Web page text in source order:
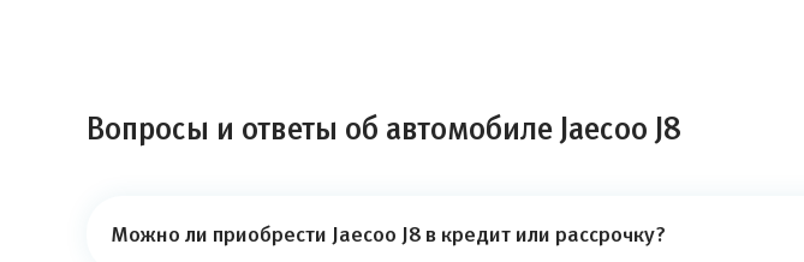
Вопросы и ответы об автомобиле Jaecoo J8
Можно ли приобрести Jaecoo J8 в кредит или рассрочку?